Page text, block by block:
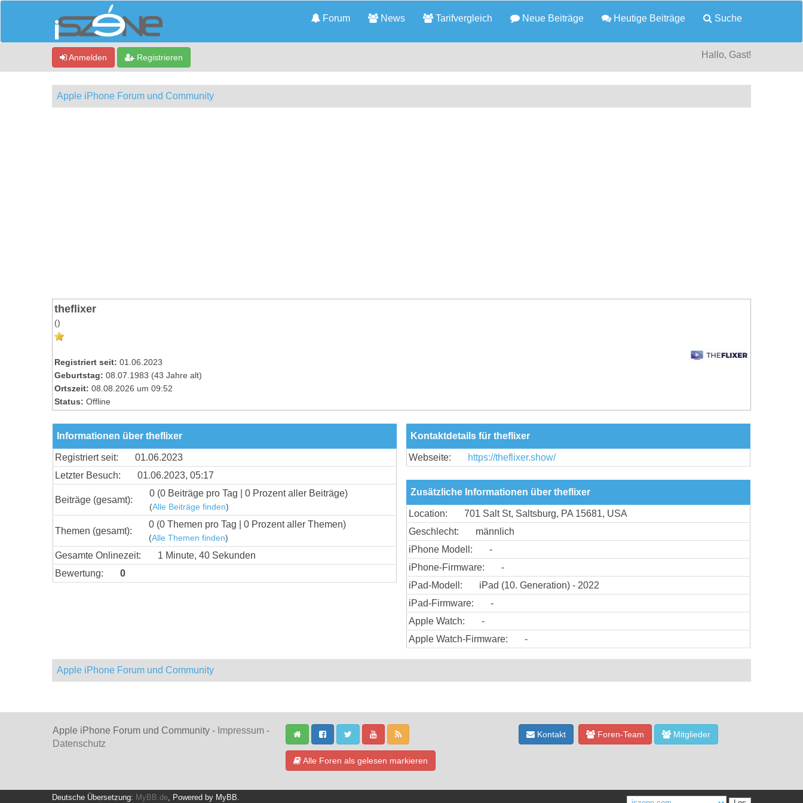
Forum News Tarifvergleich Neue Beiträge Heutige Beiträge Suche
Anmelden Registrieren Hallo, Gast!
Apple iPhone Forum und Community
theflixer
()
Registriert seit: 01.06.2023
Geburtstag: 08.07.1983 (43 Jahre alt)
Ortszeit: 08.08.2026 um 09:52
Status: Offline
Informationen über theflixer
Registriert seit:
01.06.2023
Letzter Besuch:
01.06.2023, 05:17
Beiträge (gesamt):
0 (0 Beiträge pro Tag | 0 Prozent aller Beiträge)
(Alle Beiträge finden)
Themen (gesamt):
0 (0 Themen pro Tag | 0 Prozent aller Themen)
(Alle Themen finden)
Gesamte Onlinezeit:
1 Minute, 40 Sekunden
Bewertung:
0
Kontaktdetails für theflixer
Webseite: https://theflixer.show/
Zusätzliche Informationen über theflixer
Location:
701 Salt St, Saltsburg, PA 15681, USA
Geschlecht:
männlich
iPhone Modell:
-
iPhone-Firmware:
-
iPad-Modell:
iPad (10. Generation) - 2022
iPad-Firmware:
-
Apple Watch:
-
Apple Watch-Firmware:
-
Apple iPhone Forum und Community
Apple iPhone Forum und Community - Impressum -
Datenschutz
Alle Foren als gelesen markieren
Kontakt Foren-Team Mitglieder
Deutsche Übersetzung: MyBB.de , Powered by MyBB